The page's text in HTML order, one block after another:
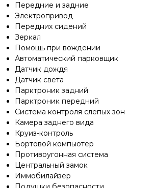
Передние и задние
Электропривод
Передних сидений
Зеркал
Помощь при вождении
Автоматический парковщик
Датчик дождя
Датчик света
Парктроник задний
Парктроник передний
Система контроля слепых зон
Камера заднего вида
Круиз-контроль
Бортовой компьютер
Противоугонная система
Центральный замок
Иммобилайзер